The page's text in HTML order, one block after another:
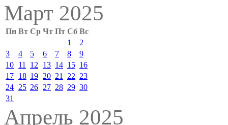
Март 2025
Пн Вт Ср Чт Пт Сб Вс
1
2
3
4 5 6 7 8
9
10 11 12 13 14 15 16
17 18 19 20 21 22 23
24 25 26 27 28 29 30
31
Апрель 2025